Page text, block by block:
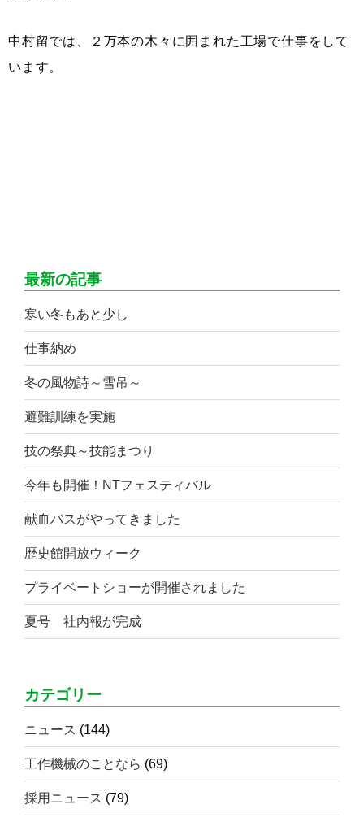
中村留では、２万本の木々に囲まれた工場で仕事をして
います。
最新の記事
寒い冬もあと少し
仕事納め
冬の風物詩～雪吊～
避難訓練を実施
技の祭典～技能まつり
今年も開催！NTフェスティバル
献血バスがやってきました
歴史館開放ウィーク
プライベートショーが開催されました
夏号 社内報が完成
カテゴリー
ニュース (144)
工作機械のことなら (69)
採用ニュース (79)